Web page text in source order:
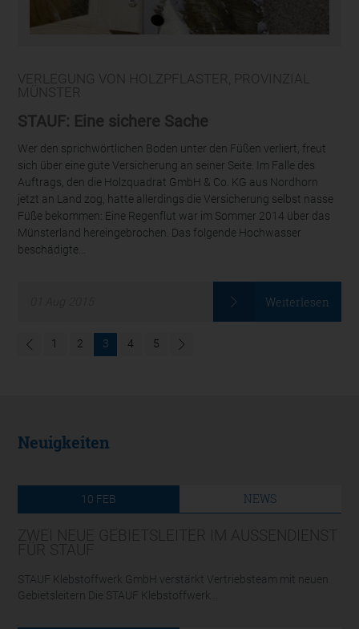
VERLEGUNG VON HOLZPFLASTER, PROVINZIAL
MÜNSTER
STAUF: Eine sichere Sache
Wer den sprichwörtlichen Boden unter den Füßen verliert, freut
sich über eine gute Versicherung an seiner Seite. Im Falle des
Auftrags, den die Holzquadrat GmbH & Co. KG aus Nordhorn
jetzt an Land zog, hatte allerdings die Versicherung selbst nasse
Füße bekommen: Eine Regenflut war im Sommer 2014 über das
Münsterland hereingebrochen. Das folgende Hochwasser
beschädigte...
Weiterlesen
1 2 3 4 5
Neuigkeiten
10 FEB NEWS
STAUF Klebstoffwerk GmbH verstärkt Vertriebsteam mit neuen
Gebietsleitern Die STAUF Klebstoffwerk...